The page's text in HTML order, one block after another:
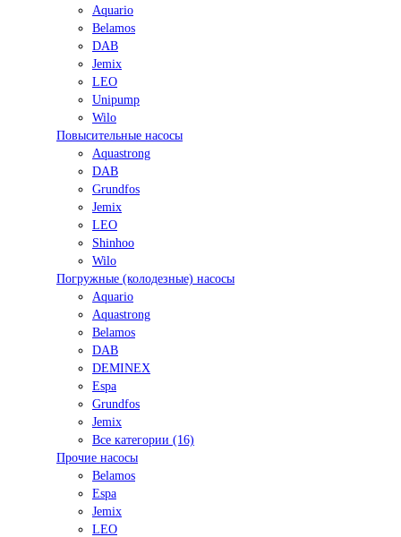
Aquario
Belamos
DAB
Jemix
LEO
Unipump
Wilo
Повысительные насосы
Aquastrong
DAB
Grundfos
Jemix
LEO
Shinhoo
Wilo
Погружные (колодезные) насосы
Aquario
Aquastrong
Belamos
DAB
DEMINEX
Espa
Grundfos
Jemix
Все категории (16)
Прочие насосы
Belamos
Espa
Jemix
LEO